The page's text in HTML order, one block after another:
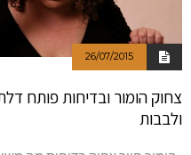
26/07/2015
צחוק הומור ובדיחות פותח
ולבבות